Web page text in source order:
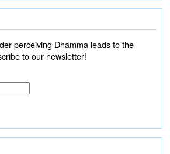
perceiving Dhamma leads to the
to our newsletter!